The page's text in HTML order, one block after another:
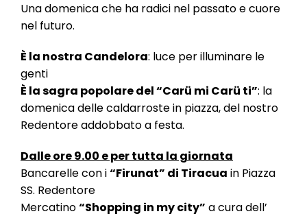
Una domenica che ha radici nel passato e cuore
nel futuro.
È la nostra Candelora: luce per illuminare le
genti
È la sagra popolare del “Carü mi Carü ti”: la
domenica delle caldarroste in piazza, del nostro
Redentore addobbato a festa.
Dalle ore 9.00 e per tutta la giornata
Bancarelle con i“Firunat” di Tiracua in Piazza
SS. Redentore
Mercatino“Shopping in my city” a cura dell’